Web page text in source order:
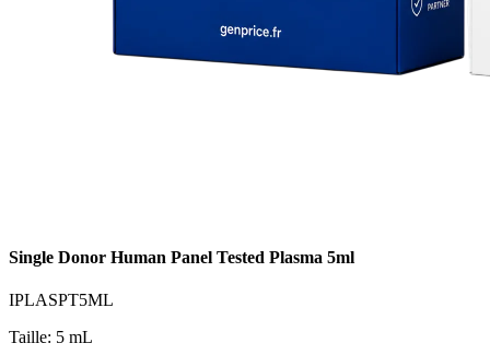
Single Donor Human Panel Tested Plasma 5ml
IPLASPT5ML
Taille: 5 mL